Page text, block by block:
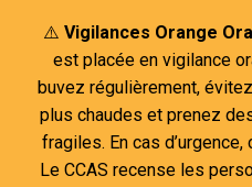
contenu
⚠️ Vigilances Orange
est placée en vigilance
buvez régulièrement,
plus chaudes et prenez
fragiles. En cas
Le CCAS recense les